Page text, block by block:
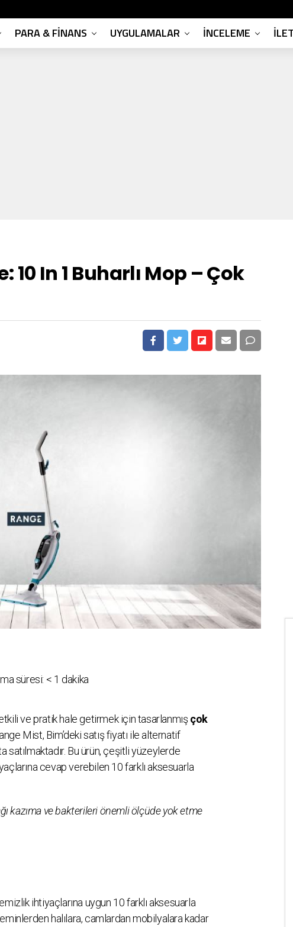
PARA & FINANS UYGULAMALAR İNCELEME
10 In 1 Buharlı Mop – Çok
süresi: < 1 dakika
ve pratik hale getirmek için tasarlanmış çok
Mist, Bim’deki satış fiyatı ile alternatif
satılmaktadır. Bu ürün, çeşitli yüzeylerde
cevap verebilen 10 farklı aksesuarla
kazıma ve bakterileri önemli ölçüde yok etme
ihtiyaçlarına uygun 10 farklı aksesuarla
halılara, camlardan mobilyalara kadar